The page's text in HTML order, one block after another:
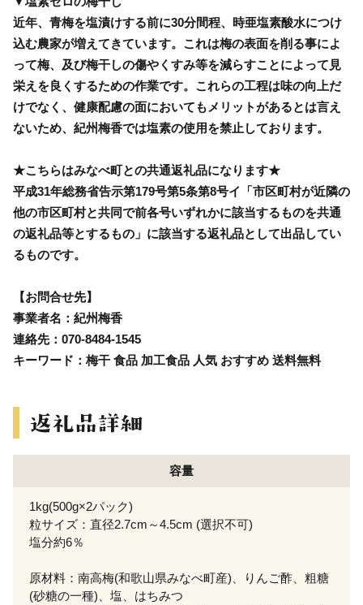
近年、青梅を塩漬けする前に30分間程、時亜塩素酸水につけ
込む農家が増えてきています。これは梅の表面を削る事によ
って梅、及び梅干しの傷やくすみ等を減らすことによって見
栄えを良くするための作業です。これらの工程は味の向上だ
けでなく、健康配慮の面においてもメリットがあるとは言え
ないため、紀州梅香では塩素の使用を禁止しております。
★こちらはみなべ町との共通返礼品になります★
平成31年総務省告示第179号第5条第8号イ「市区町村が近隣の
他の市区町村と共同で前各号いずれかに該当するものを共通
の返礼品等とするもの」に該当する返礼品として出品してい
るものです。
【お問合せ先】
事業者名：紀州梅香
連絡先：070-8484-1545
キーワード：梅干 食品 加工食品 人気 おすすめ 送料無料
容量
1kg(500g×2パック)
粒サイズ：直径2.7cm～4.5cm (選択不可)
塩分約6％
原材料：南高梅(和歌山県みなべ町産)、りんご酢、粗糖
(砂糖の一種)、塩、はちみつ